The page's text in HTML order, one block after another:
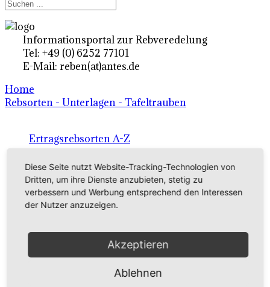
Informationsportal zur Rebveredelung
Tel: +49 (0) 6252 77101
E-Mail: reben(at)antes.de
Home
Rebsorten - Unterlagen - Tafeltrauben
Ertragsrebsorten A-Z
in Deutschland
Rebsorten international
Tafeltraubensorten
Anbausysteme & Recht
Diese Seite nutzt Website-Tracking-Technologien von
Dritten, um ihre Dienste anzubieten, stetig zu
verbessern und Werbung entsprechend den Interessen
der Nutzer anzuzeigen.
Akzeptieren
Ablehnen